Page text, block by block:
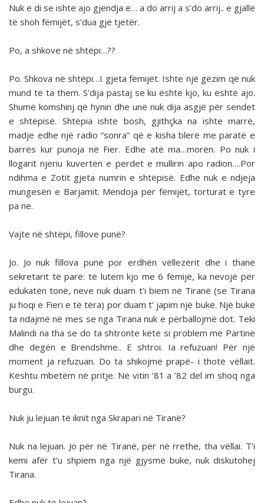
Nuk e di se ishte ajo gjendja e… a do arrij a s’do arrij.. e gjallë
të shoh fëmijët, s’dua gjë tjetër.
Po, a shkove në shtëpi…??
Po. Shkova në shtëpi…I gjeta fëmijët. Ishte një gëzim që nuk
mund të ta them. S’dija pastaj se ku është kjo, ku është ajo.
Shumë komshinj që hynin dhe unë nuk dija asgjë për sendet
e shtëpisë. Shtëpia ishte bosh, gjithçka na ishte marrë,
madje edhe një radio “sonra” që e kisha blerë me paratë e
barrës kur punoja në Fier. Edhe atë ma…morën. Po nuk i
llogarit njeriu kuvertën e perdet e mullirin apo radion….Por
ndihma e Zotit gjeta numrin e shtëpisë. Edhe nuk e ndjeja
mungesën e Barjamit. Mendoja për fëmijët, torturat e tyre
pa ne.
Vajte në shtëpi, fillove punë?
Jo. Jo nuk fillova punë por erdhën vëllezërit dhe i thanë
sekretarit të parë: të lutem kjo me 6 fëmijë, ka nevojë për
edukatën tonë, neve nuk duam t’i biem në Tiranë (se Tirana
ju hoqi e Fieri e të tëra) por duam t’ japim një bukë. Një bukë
ta ndajmë në mes se nga Tirana nuk e përballojmë dot. Teki
Malindi na tha se do ta shtronte këtë si problem me Partinë
dhe degën e Brendshme.. E shtroi. Ia refuzuan! Për një
moment ja refuzuan. Do ta shikojmë prapë- i thotë vëllait.
Kështu mbetëm në pritje. Në vitin ’81 a ’82 del im shoq nga
burgu.
Nuk ju lejuan të iknit nga Skrapari në Tiranë?
Nuk na lejuan. Jo për në Tiranë, për në rrethe, tha vëllai. T’i
kemi afër t’u shpiem nga një gjysmë buke, nuk diskutohej
Tirana.